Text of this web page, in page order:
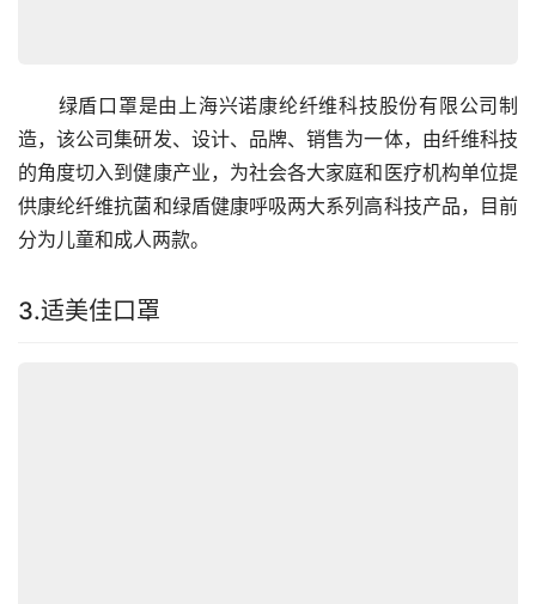
绿盾口罩是由上海兴诺康纶纤维科技股份有限公司制
造，该公司集研发、设计、品牌、销售为一体，由纤维科技
的角度切入到健康产业，为社会各大家庭和医疗机构单位提
供康纶纤维抗菌和绿盾健康呼吸两大系列高科技产品，目前
分为儿童和成人两款。
3.适美佳口罩